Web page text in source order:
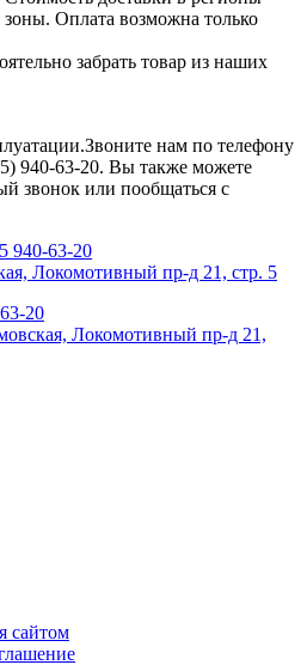
зоны. Оплата возможна только
забрать товар из наших
нам по телефону
940-63-20. Вы также можете
звонок или пообщаться с
940-63-20
Локомотивный пр-д 21, стр. 5
20
Локомотивный пр-д 21,
сайтом